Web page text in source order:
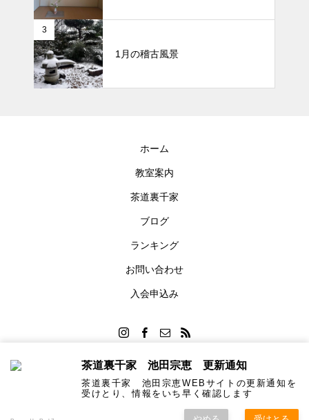
3
1月の稽古風景
ホーム
教室案内
茶道裏千家
ブログ
ランキング
お問い合わせ
入会申込み
Copyright © 2023 - 2025 Urasenke Ikeda Soukei
茶道裏千家 池田宗恵 更新通知
茶道裏千家 池田宗恵WEBサイトの更新通知を
受けとり、情報をいち早く確認します